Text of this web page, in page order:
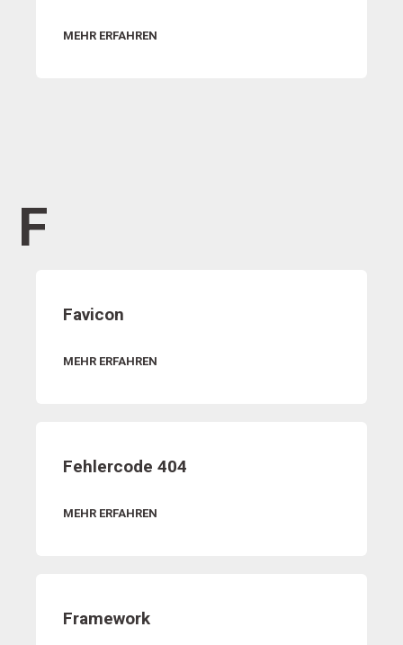
MEHR ERFAHREN
F
Favicon
MEHR ERFAHREN
Fehlercode 404
MEHR ERFAHREN
Framework